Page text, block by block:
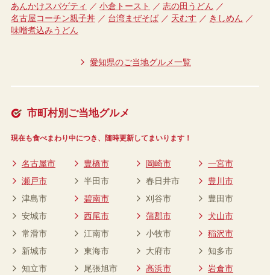
あんかけスパゲティ
小倉トースト
志の田うどん
名古屋コーチン親子丼
台湾まぜそば 天むす
きしめん
味噌煮込みうどん
愛知県のご当地グルメ一覧
市町村別ご当地グルメ
現在も食べまわり中につき、随時更新してまいります！
名古屋市 豊橋市 岡崎市
一宮市
瀬戸市
半田市 春日井市
豊川市
津島市
碧南市 刈谷市
豊田市
安城市
西尾市 蒲郡市
犬山市
常滑市
江南市 小牧市
稲沢市
新城市
東海市 大府市
知多市
知立市
尾張旭市 高浜市
岩倉市